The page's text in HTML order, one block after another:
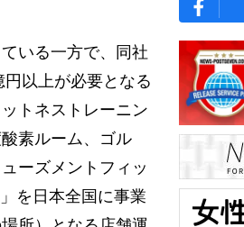
いる一方で、同社
以上が必要となる
トネストレーニン
素ルーム、ゴル
ーズメントフィッ
を日本全国に事業